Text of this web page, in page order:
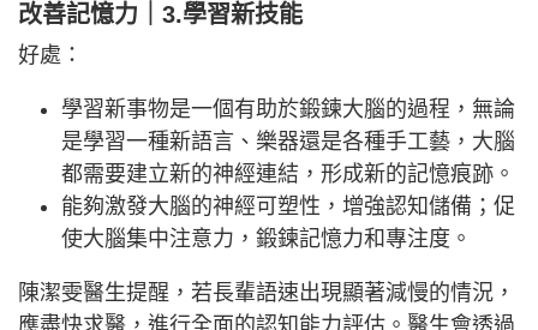
改善記憶力｜3.學習新技能
好處：
學習新事物是一個有助於鍛鍊大腦的過程，無論
是學習一種新語言、樂器還是各種手工藝，大腦
都需要建立新的神經連結，形成新的記憶痕跡。
能夠激發大腦的神經可塑性，增強認知儲備；促
使大腦集中注意力，鍛鍊記憶力和專注度。
陳潔雯醫生提醒，若長輩語速出現顯著減慢的情況，